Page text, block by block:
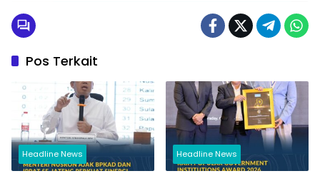
Pos Terkait
Headline News Headline News